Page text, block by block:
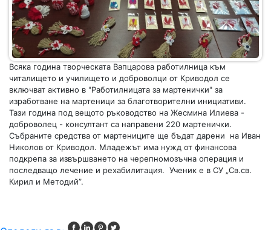
Всяка година твoрческата Вапцарова работилница към
читалището и училището и доброволци от Криводол се
включват активно в "Работилницата за мартенички" за
изработване на мартеници за благотворителни инициативи.
Тази година под вещото ръководство на Жесмина Илиева -
доброволец - консултант са направени 220 мартенички.
Събраните средства от мартениците ще бъдат дарени на Иван
Николов от Криводол. Младежът има нужд от финансова
подкрепа за извършването на черепномозъчна операция и
последващо лечение и рехабилитация. Ученик е в СУ „Св.св.
Кирил и Методий”.